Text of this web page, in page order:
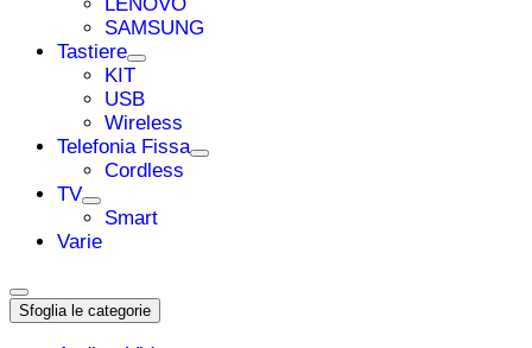
SAMSUNG
Tastiere
KIT
USB
Wireless
Telefonia Fissa
Cordless
TV
Smart
Varie
Sfoglia le categorie